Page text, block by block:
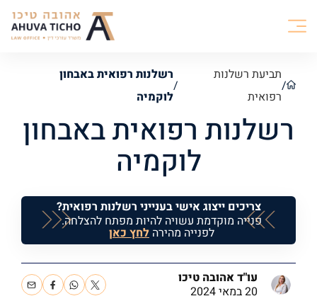
/
תביעת רשלנות
רפואית
/
רשלנות רפואית באבחון
לוקמיה
רשלנות רפואית באבחון
לוקמיה
צריכים ייצוג אישי בענייני רשלנות רפואית?
פנייה מוקדמת עשויה להיות מפתח להצלחה.
לפנייה מהירה לחץ כאן
עו"ד אהובה טיכו
20 במאי 2024